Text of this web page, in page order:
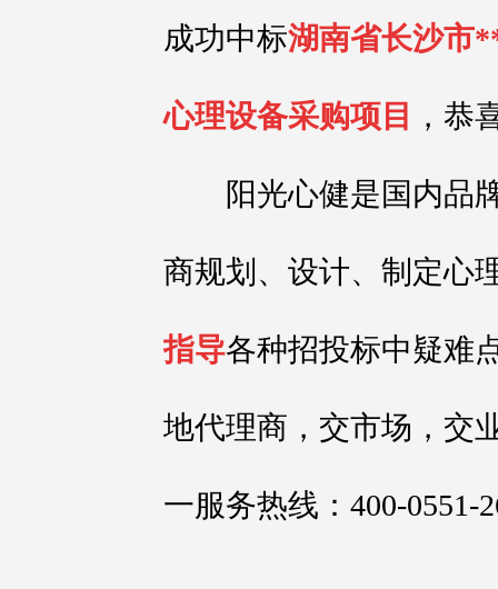
成功中标湖南省长沙市
心理设备采购项目 ，恭
阳光心健是国内品牌
商规划、设计、制定心
指导各种招投标中疑难
地代理商，交市场，交
一服务热线：400-0551-